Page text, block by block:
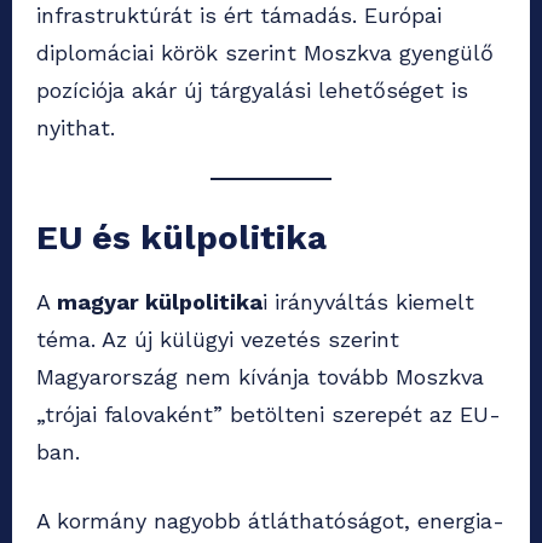
infrastruktúrát is ért támadás. Európai
diplomáciai körök szerint Moszkva gyengülő
pozíciója akár új tárgyalási lehetőséget is
nyithat.
EU és külpolitika
A magyar külpolitikai irányváltás kiemelt
téma. Az új külügyi vezetés szerint
Magyarország nem kívánja tovább Moszkva
„trójai falovaként” betölteni szerepét az EU-
ban.
A kormány nagyobb átláthatóságot, energia-